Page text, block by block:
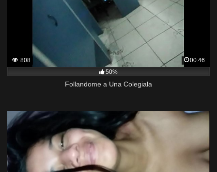
808
00:46
50%
Follandome a Una Colegiala